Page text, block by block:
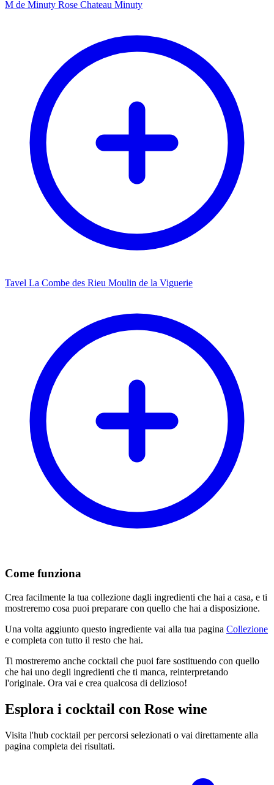
M de Minuty Rose Chateau Minuty
Tavel La Combe des Rieu Moulin de la Viguerie
Come funziona
Crea facilmente la tua collezione dagli ingredienti che hai a casa, e ti
mostreremo cosa puoi preparare con quello che hai a disposizione.
Una volta aggiunto questo ingrediente vai alla tua pagina Collezione
e completa con tutto il resto che hai.
Ti mostreremo anche cocktail che puoi fare sostituendo con quello
che hai uno degli ingredienti che ti manca, reinterpretando
l'originale. Ora vai e crea qualcosa di delizioso!
Esplora i cocktail con Rose wine
Visita l'hub cocktail per percorsi selezionati o vai direttamente alla
pagina completa dei risultati.